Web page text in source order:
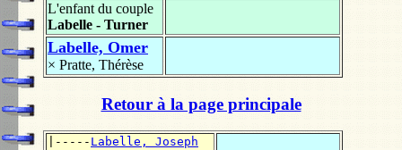
L'enfant du couple
Labelle - Turner
Labelle, Omer
× Pratte, Thérèse
Retour à la page principale
|----- Labelle, Joseph